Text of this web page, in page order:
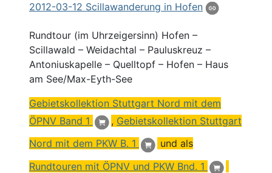
2012-03-12 Scillawanderung in Hofen
Rundtour (im Uhrzeigersinn) Hofen –
Scillawald – Weidachtal – Pauluskreuz –
Antoniuskapelle – Quelltopf – Hofen – Haus
am See/Max-Eyth-See
Gebietskollektion Stuttgart Nord mit dem
ÖPNV Band 1
, Gebietskollektion Stuttgart
Nord mit dem PKW B. 1
und als
Rundtouren mit ÖPNV und PKW Bnd. 1